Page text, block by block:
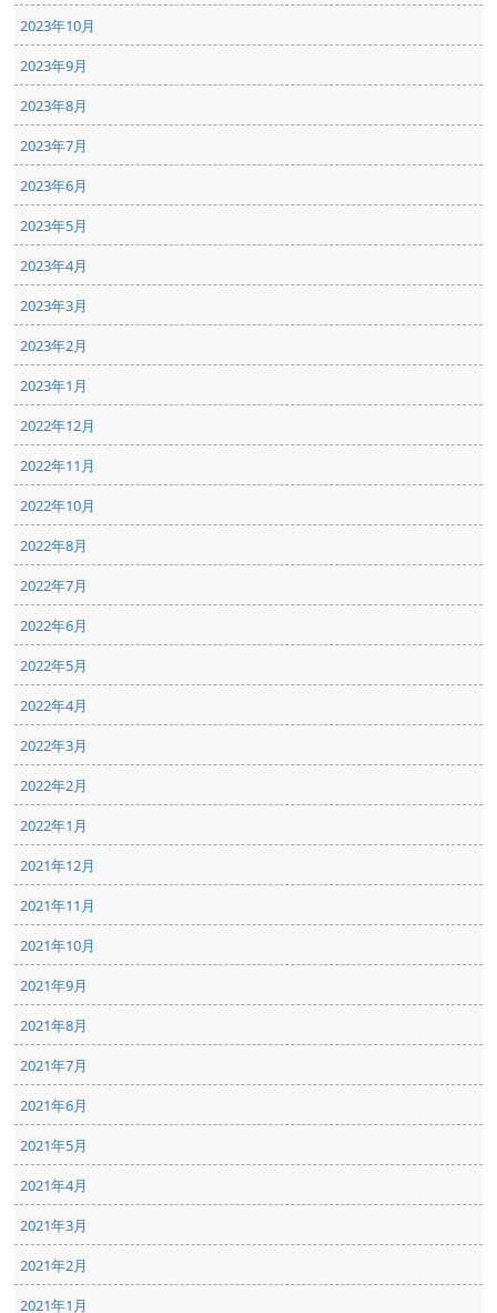
2023年10月
2023年9月
2023年8月
2023年7月
2023年6月
2023年5月
2023年4月
2023年3月
2023年2月
2023年1月
2022年12月
2022年11月
2022年10月
2022年8月
2022年7月
2022年6月
2022年5月
2022年4月
2022年3月
2022年2月
2022年1月
2021年12月
2021年11月
2021年10月
2021年9月
2021年8月
2021年7月
2021年6月
2021年5月
2021年4月
2021年3月
2021年2月
2021年1月